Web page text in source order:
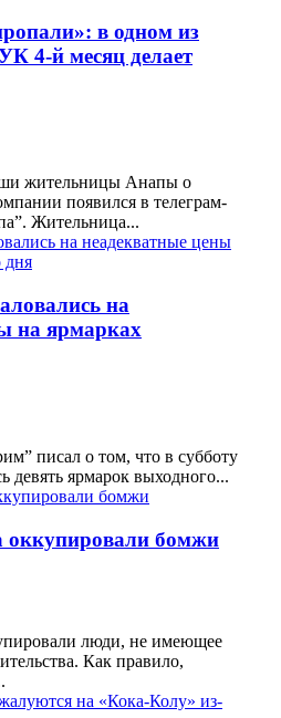
в одном из
4-й месяц делает
жительницы Анапы о
появился в телеграм-
Жительница...
на
на ярмарках
писал о том, что в субботу
девять ярмарок выходного...
оккупировали бомжи
люди, не имеющее
Как правило,